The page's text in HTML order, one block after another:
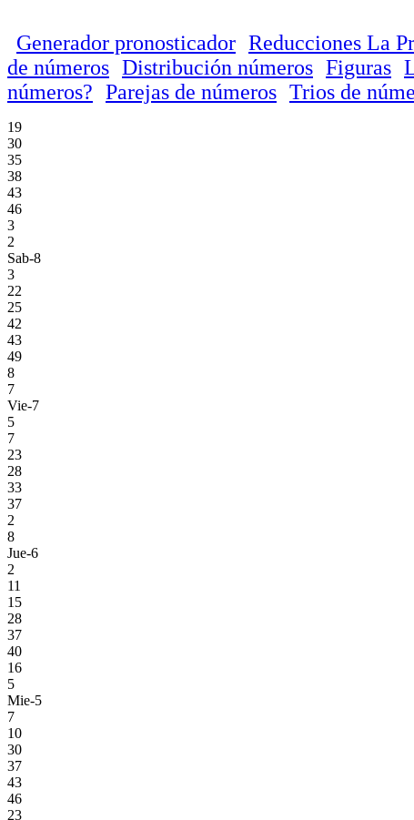
Generador pronosticador Reducciones La
de números Distribución números Figuras
números? Parejas de números Trios de
19
30
35
38
43
46
3
2
Sab-8
3
22
25
42
43
49
8
7
Vie-7
5
7
23
28
33
37
2
8
Jue-6
2
11
15
28
37
40
16
5
Mie-5
7
10
30
37
43
46
23